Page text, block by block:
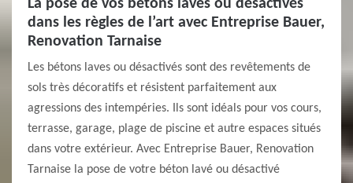
La pose de vos bétons lavés ou désactivés
dans les règles de l’art avec Entreprise Bauer,
Renovation Tarnaise
Les bétons laves ou désactivés sont des revêtements de
sols très décoratifs et résistent parfaitement aux
agressions des intempéries. Ils sont idéals pour vos cours,
terrasse, garage, plage de piscine et autre espaces situés
dans votre extérieur. Avec Entreprise Bauer, Renovation
Tarnaise la pose de votre béton lavé ou désactivé